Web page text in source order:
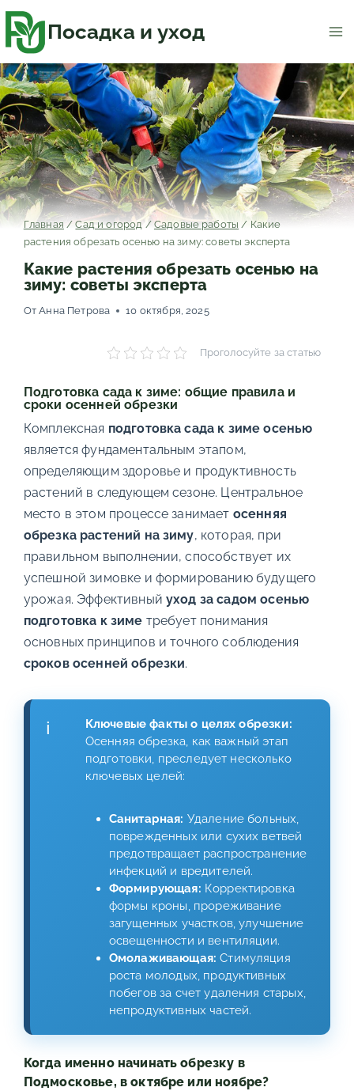
содержимомуПосадка и уход
Главная / Сад и огород / Садовые работы / Какие
растения обрезать осенью на зиму: советы эксперта
Какие растения обрезать осенью на
зиму: советы эксперта
От Анна Петрова 10 октября, 2025
Проголосуйте за статью
Подготовка сада к зиме: общие правила и
сроки осенней обрезки
Комплексная подготовка сада к зиме осенью
является фундаментальным этапом,
определяющим здоровье и продуктивность
растений в следующем сезоне. Центральное
место в этом процессе занимает осенняя
обрезка растений на зиму, которая, при
правильном выполнении, способствует их
успешной зимовке и формированию будущего
урожая. Эффективный уход за садом осенью
подготовка к зиме требует понимания
основных принципов и точного соблюдения
сроков осенней обрезки.
Ключевые факты о целях обрезки:
Осенняя обрезка, как важный этап
подготовки, преследует несколько
ключевых целей:
Санитарная: Удаление больных,
поврежденных или сухих ветвей
предотвращает распространение
инфекций и вредителей.
Формирующая: Корректировка
формы кроны, прореживание
загущенных участков, улучшение
освещенности и вентиляции.
Омолаживающая: Стимуляция
роста молодых, продуктивных
побегов за счет удаления старых,
непродуктивных частей.
Когда именно начинать обрезку в
Подмосковье, в октябре или ноябре?